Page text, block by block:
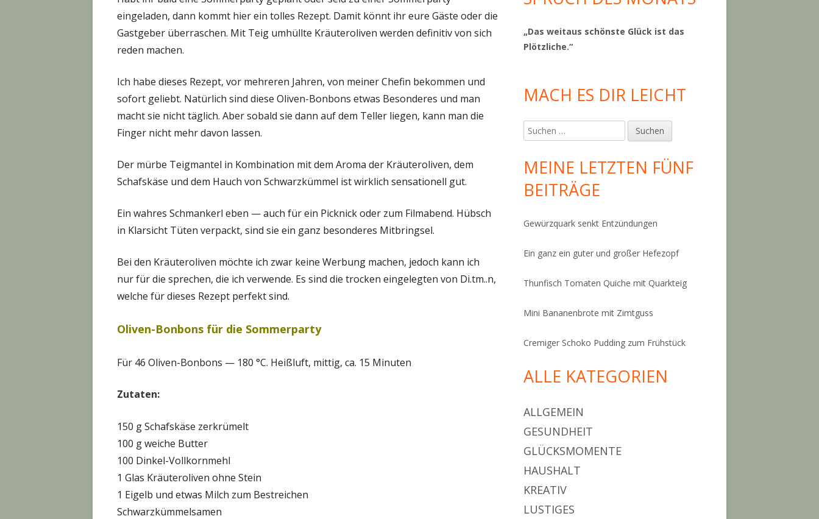
eingeladen, dann kommt hier ein tolles Rezept. Damit könnt ihr eure Gäste oder die
Gastgeber überraschen. Mit Teig umhüllte Kräuteroliven werden definitiv von sich
reden machen.
Ich habe dieses Rezept, vor mehreren Jahren, von meiner Chefin bekommen und
sofort geliebt. Natürlich sind diese Oliven-Bonbons etwas Besonderes und man
macht sie nicht täglich. Aber sobald sie dann auf dem Teller liegen, kann man die
Finger nicht mehr davon lassen.
Der mürbe Teigmantel in Kombination mit dem Aroma der Kräuteroliven, dem
Schafskäse und dem Hauch von Schwarzkümmel ist wirklich sensationell gut.
Ein wahres Schmankerl eben — auch für ein Picknick oder zum Filmabend. Hübsch
in Klarsicht Tüten verpackt, sind sie ein ganz besonderes Mitbringsel.
Bei den Kräuteroliven möchte ich zwar keine Werbung machen, jedoch kann ich
nur für die sprechen, die ich verwende. Es sind die trocken eingelegten von Di.tm..n,
welche für dieses Rezept perfekt sind.
Oliven-Bonbons für die Sommerparty
Für 46 Oliven-Bonbons — 180 °C. Heißluft, mittig, ca. 15 Minuten
Zutaten:
150 g Schafskäse zerkrümelt
100 g weiche Butter
100 Dinkel-Vollkornmehl
1 Glas Kräuteroliven ohne Stein
1 Eigelb und etwas Milch zum Bestreichen
Schwarzkümmelsamen
„Das weitaus schönste Glück ist das
Plötzliche.“
MACH ES DIR LEICHT
Suchen
nach:
MEINE LETZTEN FÜNF
BEITRÄGE
Gewürzquark senkt Entzündungen
Ein ganz ein guter und großer Hefezopf
Thunfisch Tomaten Quiche mit Quarkteig
Mini Bananenbrote mit Zimtguss
Cremiger Schoko Pudding zum Frühstück
ALLE KATEGORIEN
ALLGEMEIN
GESUNDHEIT
GLÜCKSMOMENTE
HAUSHALT
KREATIV
LUSTIGES